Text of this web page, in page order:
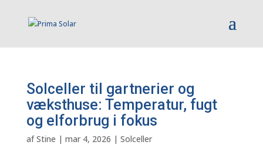
Solceller til gartnerier og
væksthuse: Temperatur, fugt
og elforbrug i fokus
afStine | mar 4, 2026 | Solceller